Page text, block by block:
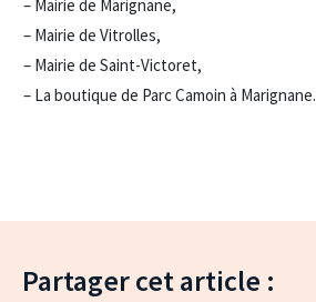
– Mairie de Marignane,
– Mairie de Vitrolles,
– Mairie de Saint-Victoret,
– La boutique de Parc Camoin à Marignane.
Partager cet article :